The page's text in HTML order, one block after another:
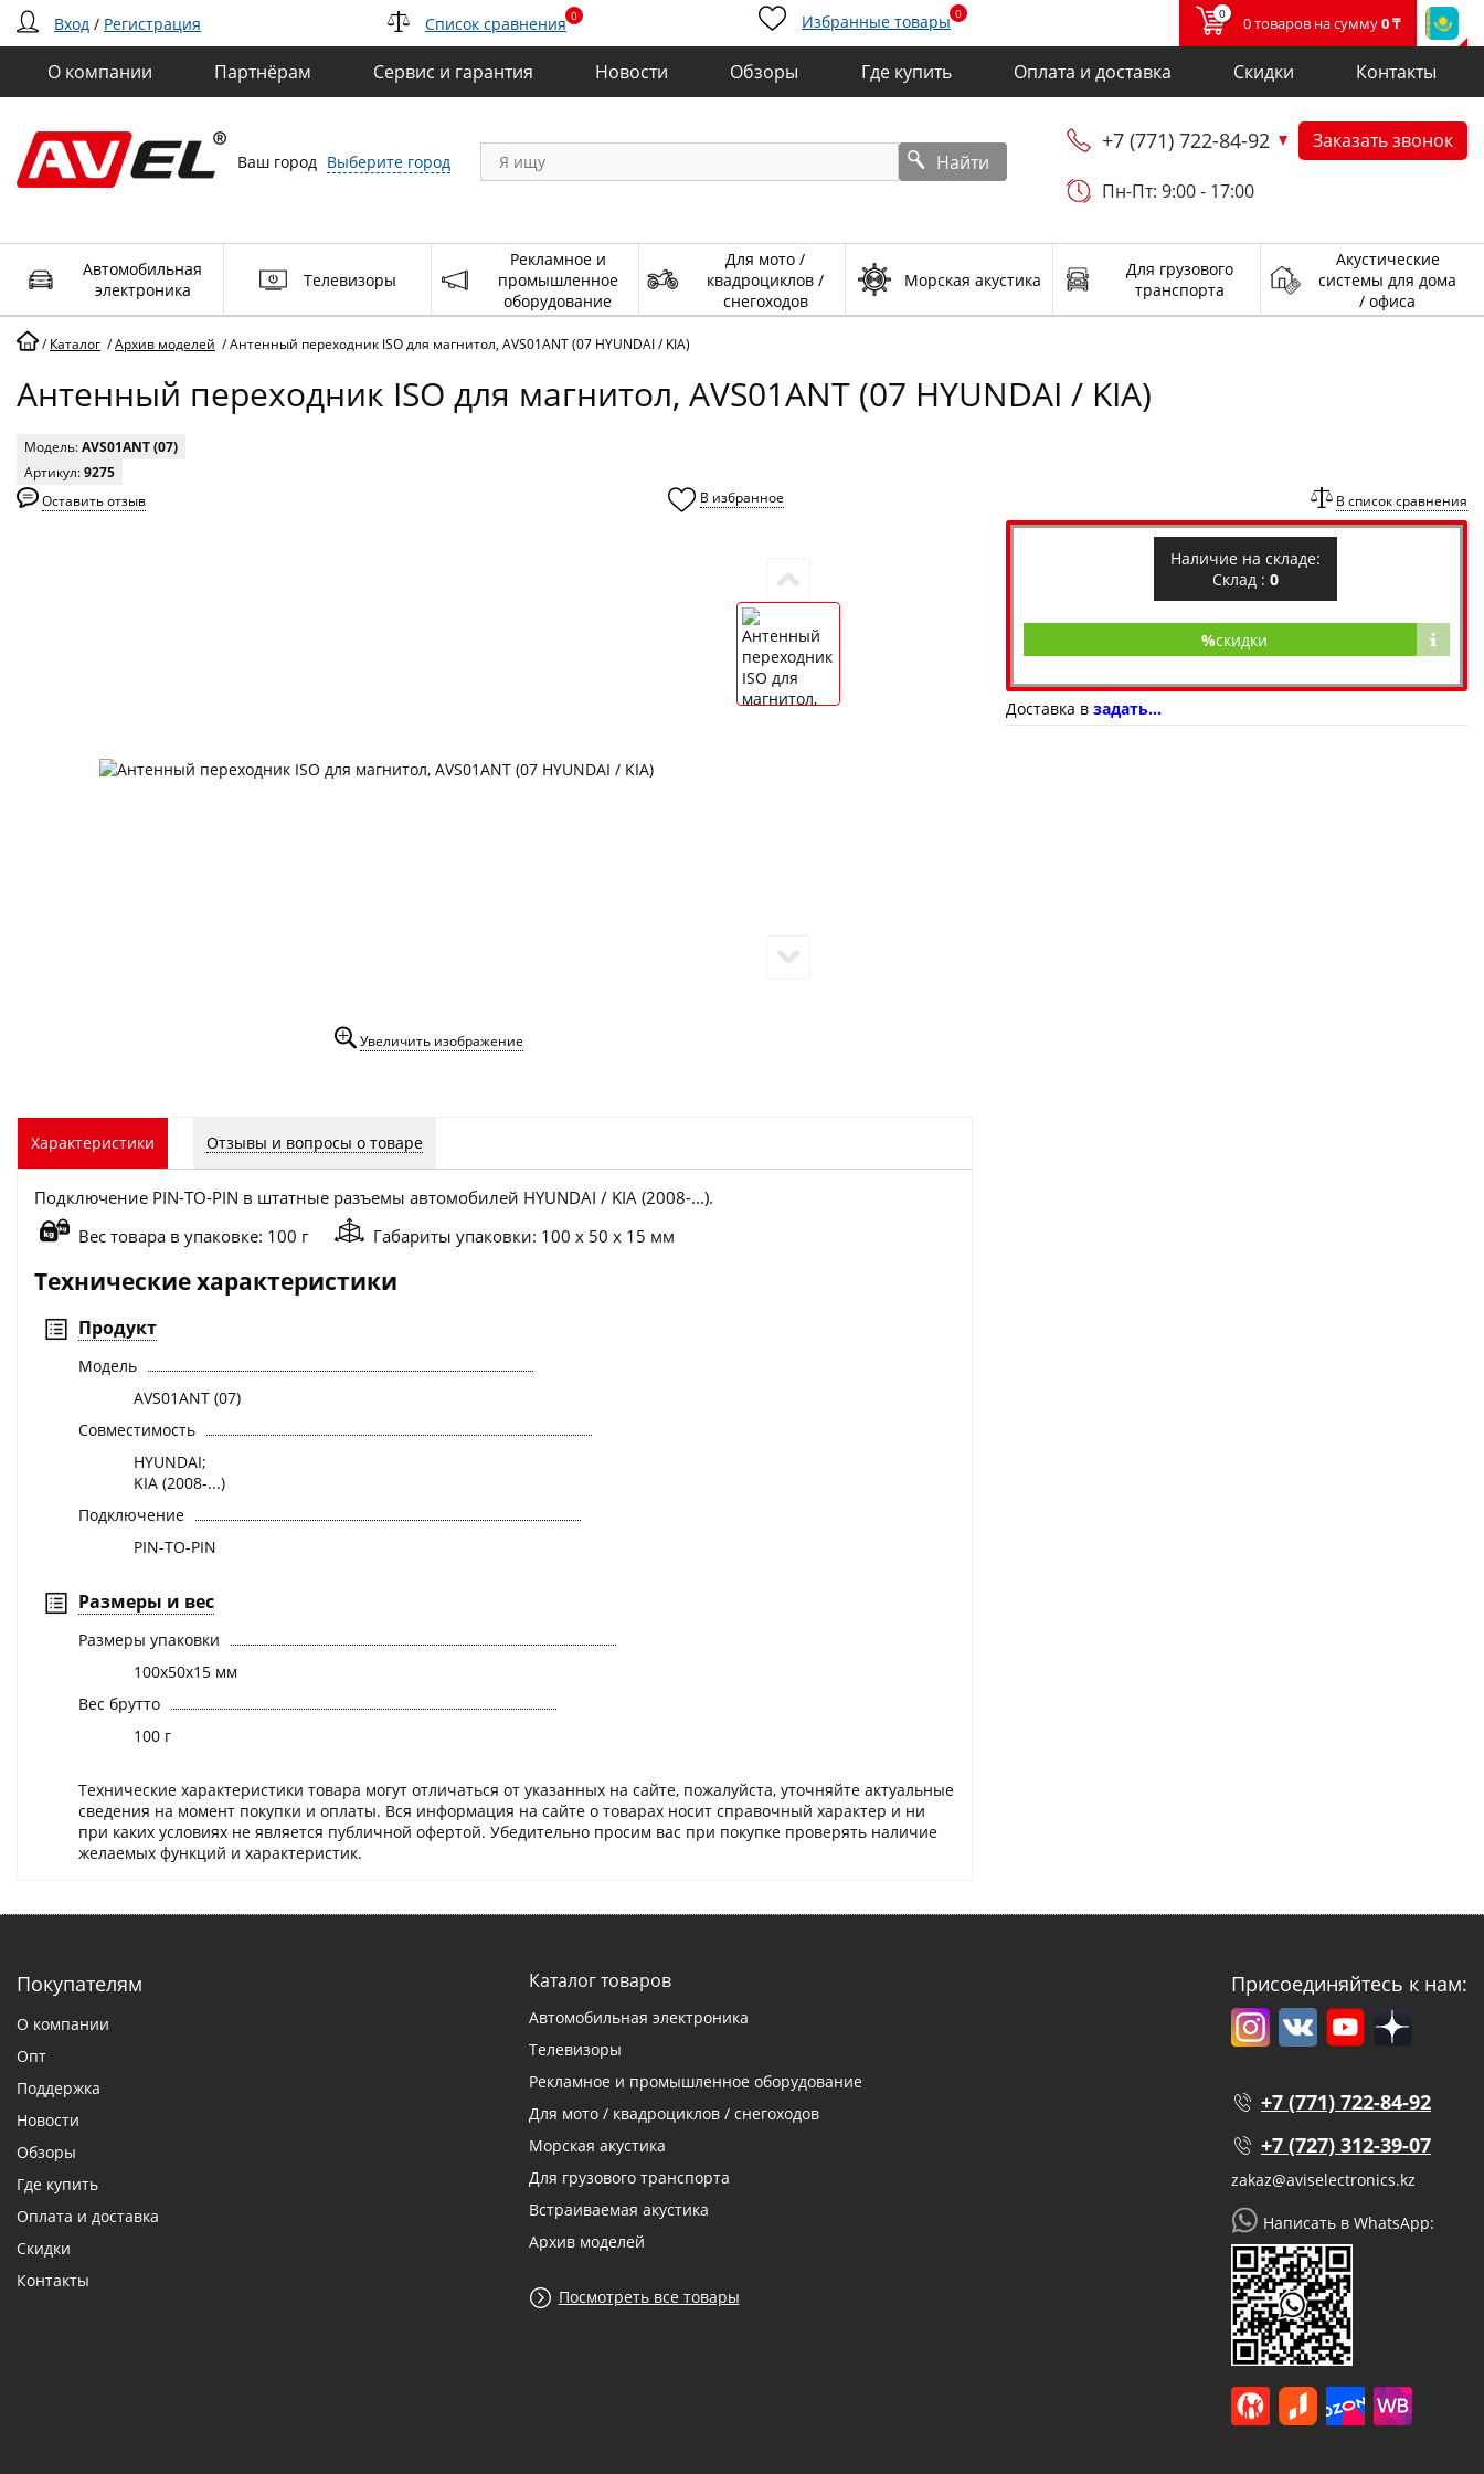
Вход / Регистрация Список сравнения 0 Избранные товары 0 0
0 товаров на сумму0 ₸
О компании Партнёрам Сервис и гарантия Новости Обзоры Где купить Оплата и доставка Скидки Контакты
Ваш город Выберите город Найти
+7 (771) 722-84-92 Заказать звонок
Пн-Пт: 9:00 - 17:00
Автомобильная
электроника
Телевизоры
Рекламное и
промышленное
оборудование
Для мото /
квадроциклов /
снегоходов
Морская акустика
Для грузового
транспорта
Акустические
системы для дома
/ офиса
/Каталог /Архив моделей /Антенный переходник ISO для магнитол, AVS01ANT (07 HYUNDAI / KIA)
Антенный переходник ISO для магнитол, AVS01ANT (07 HYUNDAI / KIA)
Модель:AVS01ANT (07)
Артикул:9275
Оставить отзыв
0 В избранное В список сравнения
Увеличить изображение
Наличие на складе:
Склад : 0
%скидки
Доставка в задать...
Характеристики Отзывы и вопросы о товаре
Подключение PIN-TO-PIN в штатные разъемы автомобилей HYUNDAI / KIA (2008-...).
Вес товара в упаковке: 100 г
Габариты упаковки: 100 x 50 x 15 мм
Технические характеристики
Продукт
Модель
AVS01ANT (07)
Совместимость
HYUNDAI;
KIA (2008-...)
Подключение
PIN-TO-PIN
Размеры и вес
Размеры упаковки
100x50x15 мм
Вес брутто
100 г
Технические характеристики товара могут отличаться от указанных на сайте, пожалуйста, уточняйте актуальные
сведения на момент покупки и оплаты. Вся информация на сайте о товарах носит справочный характер и ни
при каких условиях не является публичной офертой. Убедительно просим вас при покупке проверять наличие
желаемых функций и характеристик.
Покупателям
О компании
Опт
Поддержка
Новости
Обзоры
Где купить
Оплата и доставка
Скидки
Контакты
Каталог товаров
Автомобильная электроника
Телевизоры
Рекламное и промышленное оборудование
Для мото / квадроциклов / снегоходов
Морская акустика
Для грузового транспорта
Встраиваемая акустика
Архив моделей
Посмотреть все товары
Присоединяйтесь к нам:
+7 (771) 722-84-92
+7 (727) 312-39-07
zakaz@aviselectronics.kz
Написать в WhatsApp: